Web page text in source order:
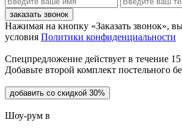
заказать звонок
Нажимая на кнопку «Заказать звонок»,
условия Политики конфиденциальности
Спецпредложение действует в течение
Добавьте второй комплект постельного
добавить со скидкой 30%
Шоу-рум в